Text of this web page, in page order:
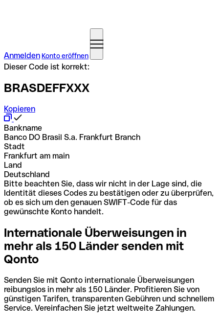
Anmelden Konto eröffnen
Dieser Code ist korrekt:
BRASDEFFXXX
Kopieren
Bankname
Banco DO Brasil S.a. Frankfurt Branch
Stadt
Frankfurt am main
Land
Deutschland
Bitte beachten Sie, dass wir nicht in der Lage sind, die
Identität dieses Codes zu bestätigen oder zu überprüfen,
ob es sich um den genauen SWIFT-Code für das
gewünschte Konto handelt.
Internationale Überweisungen in
mehr als 150 Länder senden mit
Qonto
Senden Sie mit Qonto internationale Überweisungen
reibungslos in mehr als 150 Länder. Profitieren Sie von
günstigen Tarifen, transparenten Gebühren und schnellem
Service. Vereinfachen Sie jetzt weltweite Zahlungen.